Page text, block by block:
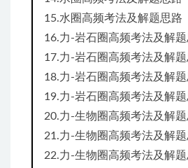
15.水圈高频考法及解题思路
16.力-岩石圈高频考法及解
17.力-岩石圈高频考法及解
18.力-岩石圈高频考法及解
19.力-岩石圈高频考法及解
20.力-生物圈高频考法及解
21.力-生物圈高频考法及解
22.力-生物圈高频考法及解